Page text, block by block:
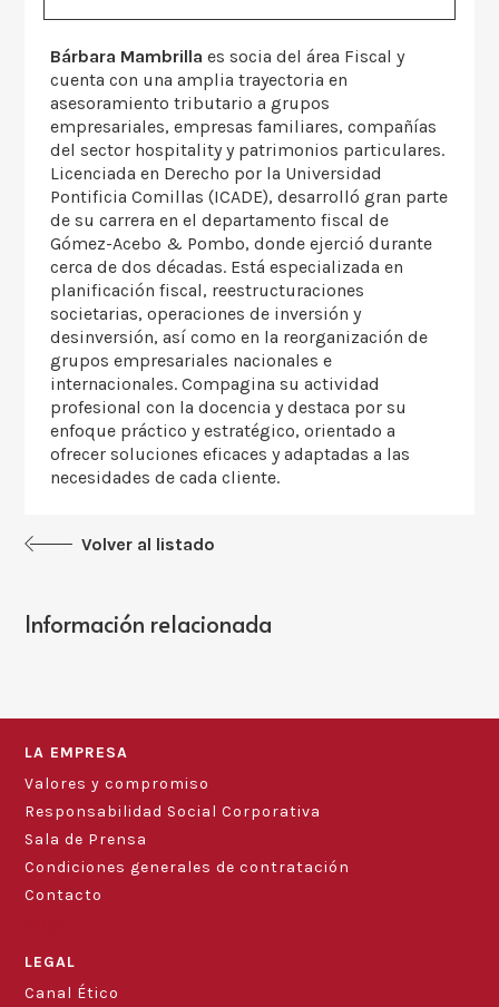
Volver al listado
Bárbara Mambrilla es socia del área Fiscal y
cuenta con una amplia trayectoria en
asesoramiento tributario a grupos
empresariales, empresas familiares, compañías
del sector hospitality y patrimonios particulares.
Licenciada en Derecho por la Universidad
Pontificia Comillas (ICADE), desarrolló gran parte
de su carrera en el departamento fiscal de
Gómez-Acebo & Pombo, donde ejerció durante
cerca de dos décadas. Está especializada en
planificación fiscal, reestructuraciones
societarias, operaciones de inversión y
desinversión, así como en la reorganización de
grupos empresariales nacionales e
internacionales. Compagina su actividad
profesional con la docencia y destaca por su
enfoque práctico y estratégico, orientado a
ofrecer soluciones eficaces y adaptadas a las
necesidades de cada cliente.
Información relacionada
LA EMPRESA
Valores y compromiso
Responsabilidad Social Corporativa
Sala de Prensa
Condiciones generales de contratación
Contacto
LEGAL
Canal Ético